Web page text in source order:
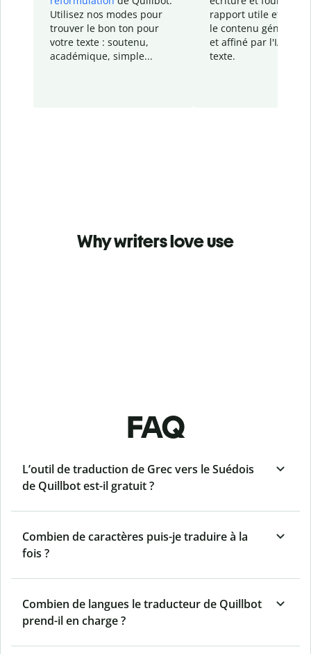
Utilisez nos modes pour
trouver le bon ton pour
votre texte : soutenu,
académique, simple...
rapport utile et
le contenu généré
et affiné par l'IA
texte.
Why writers love use
FAQ
L’outil de traduction de Grec vers le Suédois
de Quillbot est-il gratuit ?
Combien de caractères puis-je traduire à la
fois ?
Combien de langues le traducteur de Quillbot
prend-il en charge ?